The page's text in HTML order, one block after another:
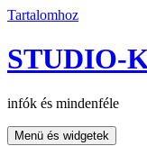
Tartalomhoz
STUDIO-
infók és mindenféle
Menü és widgetek